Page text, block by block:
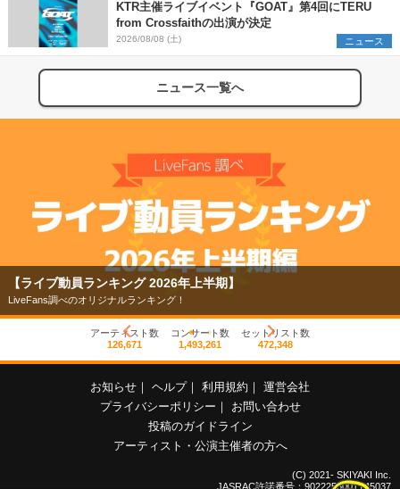
KTR主催ライブイベント『GOAT』第4回にTERU
from Crossfaithの出演が決定
2026/08/08 (土) ニュース
ニュース一覧へ
【ライブ動員ランキング 2026年上半期】
LiveFans調べのオリジナルランキング！
アーティスト数
126,671
コンサート数
1,493,261
セットリスト数
472,348
お知らせ ヘルプ 利用規約
運営会社
プライバシーポリシー
お問い合わせ
投稿のガイドライン
アーティスト・公演主催者の方へ
(C) 2021- SKIYAKI Inc.
JASRAC許諾番号：9022255001Y45037